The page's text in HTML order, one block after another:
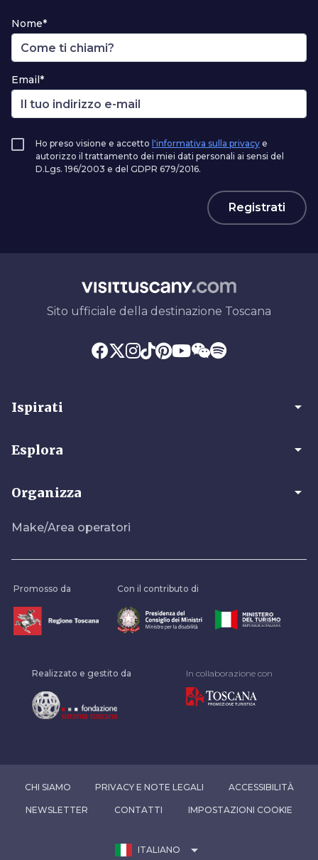
Nome*
Email*
Ho preso visione e accetto l'informativa sulla privacy e
autorizzo il trattamento dei miei dati personali ai sensi del
D.Lgs. 196/2003 e del GDPR 679/2016.
Registrati
Sito ufficiale della destinazione Toscana
Ispirati arrow_drop_down
Esplora arrow_drop_down
Organizza arrow_drop_down
Make/Area operatori
Promosso da Con il contributo di
Realizzato e gestito da In collaborazione con
CHI SIAMO PRIVACY E NOTE LEGALI ACCESSIBILITÀ
NEWSLETTER CONTATTI IMPOSTAZIONI COOKIE
ITALIANO arrow_drop_down